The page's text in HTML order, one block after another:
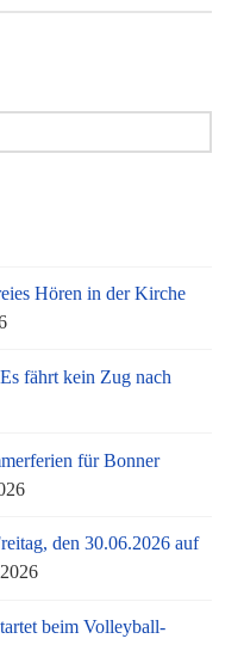
Hören in der Kirche
fährt kein Zug nach
für Bonner
den 30.06.2026 auf
beim Volleyball-